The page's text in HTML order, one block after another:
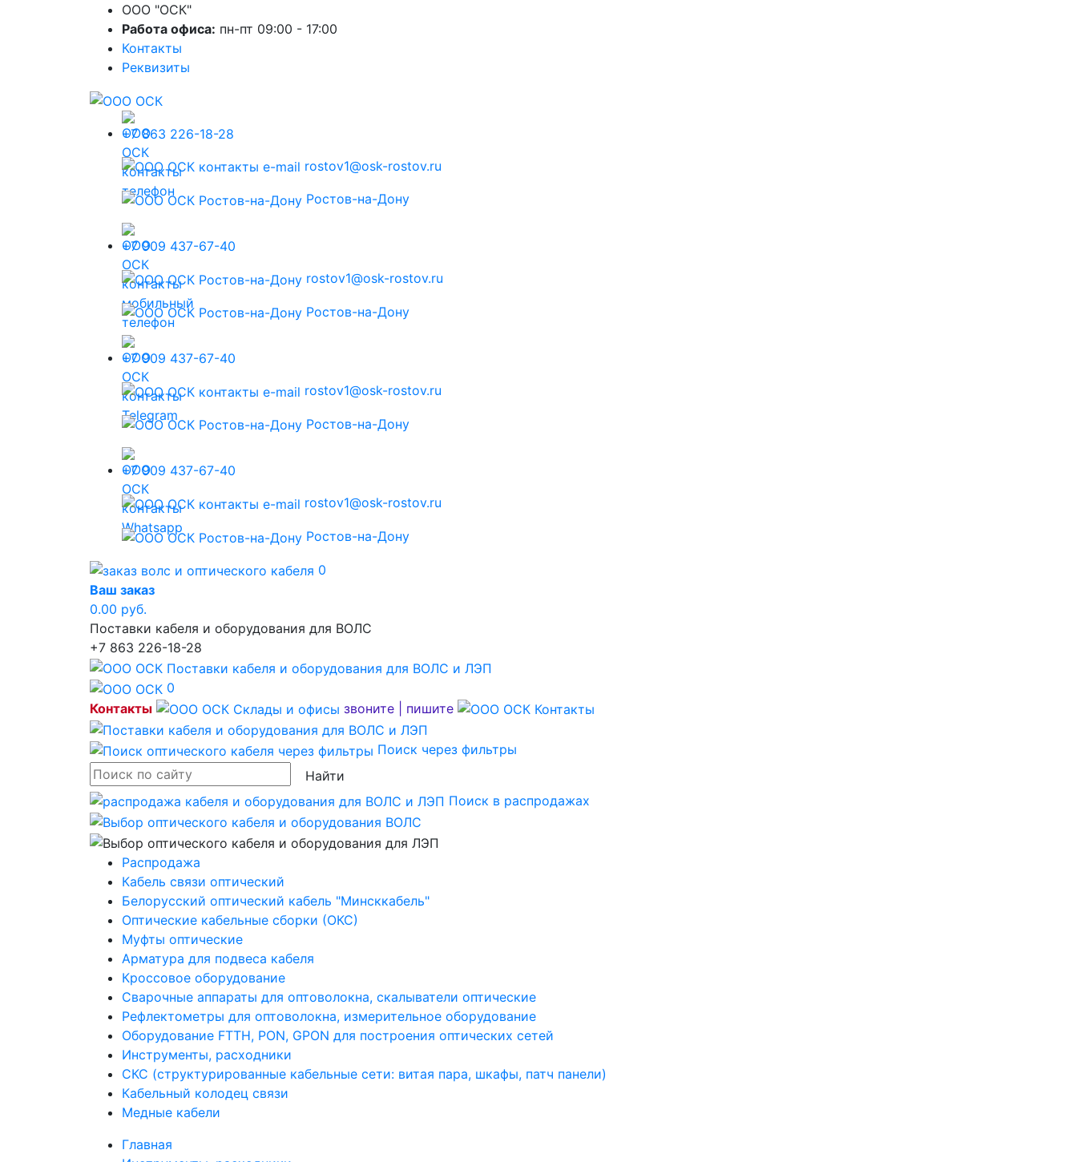
ООО "ОСК"
Работа офиса: пн-пт 09:00 - 17:00
Контакты
Реквизиты
+7 863 226-18-28
rostov1@osk-rostov.ru
Ростов-на-Дону
+7 909 437-67-40
rostov1@osk-rostov.ru
Ростов-на-Дону
+7 909 437-67-40
rostov1@osk-rostov.ru
Ростов-на-Дону
+7 909 437-67-40
rostov1@osk-rostov.ru
Ростов-на-Дону
0
Ваш заказ
0.00 руб.
Поставки кабеля и оборудования для ВОЛС
+7 863 226-18-28
0
Контакты
звоните | пишите
Поиск через фильтры
Найти
Поиск в распродажах
Распродажа
Кабель связи оптический
Белорусский оптический кабель "Минсккабель"
Оптические кабельные сборки (ОКС)
Муфты оптические
Арматура для подвеса кабеля
Кроссовое оборудование
Сварочные аппараты для оптоволокна, скалыватели оптические
Рефлектометры для оптоволокна, измерительное оборудование
Оборудование FTTH, PON, GPON для построения оптических сетей
Инструменты, расходники
СКС (структурированные кабельные сети: ​витая пара, шкафы, патч панели)
Кабельный колодец связи
Медные кабели
Главная